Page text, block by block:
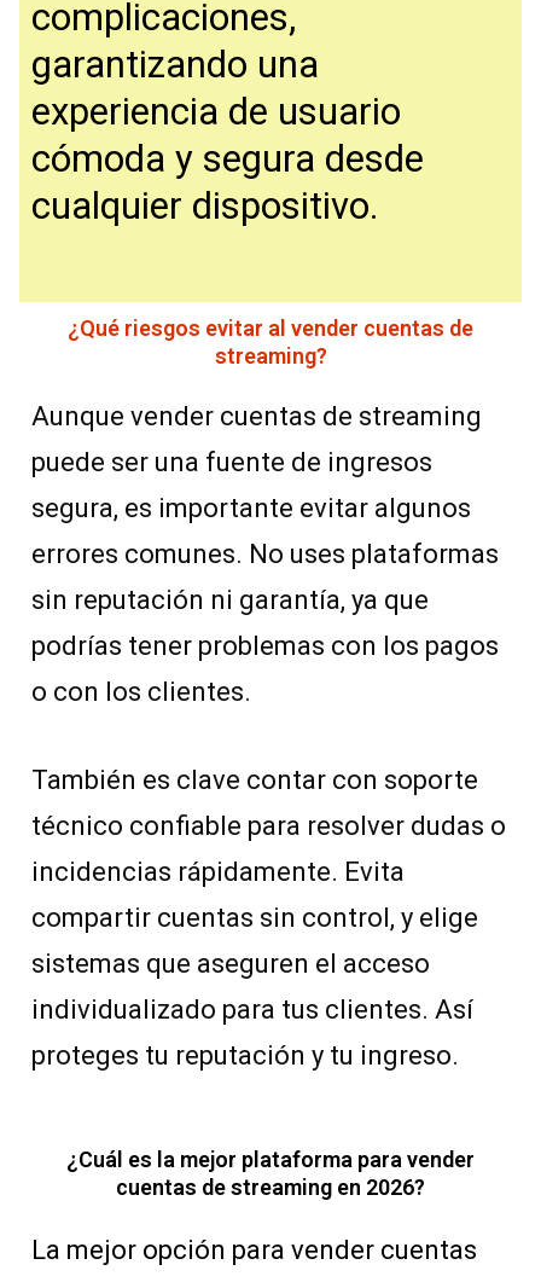
complicaciones,
garantizando una
experiencia de usuario
cómoda y segura desde
cualquier dispositivo.
¿Qué riesgos evitar al vender cuentas de
streaming?
Aunque vender cuentas de streaming
puede ser una fuente de ingresos
segura, es importante evitar algunos
errores comunes. No uses plataformas
sin reputación ni garantía, ya que
podrías tener problemas con los pagos
o con los clientes.
También es clave contar con soporte
técnico confiable para resolver dudas o
incidencias rápidamente. Evita
compartir cuentas sin control, y elige
sistemas que aseguren el acceso
individualizado para tus clientes. Así
proteges tu reputación y tu ingreso.
¿Cuál es la mejor plataforma para vender
cuentas de streaming en 2026?
La mejor opción para vender cuentas